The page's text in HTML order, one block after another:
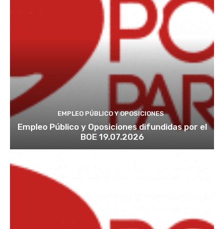
EMPLEO PÚBLICO Y OPOSICIONES
Empleo Público y Oposiciones difundidas por el
BOE 19.07.2026